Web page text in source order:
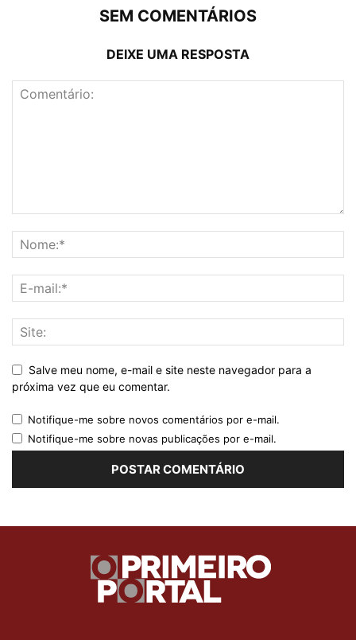
SEM COMENTÁRIOS
DEIXE UMA RESPOSTA
Salve meu nome, e-mail e site neste navegador para a
próxima vez que eu comentar.
Notifique-me sobre novos comentários por e-mail.
Notifique-me sobre novas publicações por e-mail.